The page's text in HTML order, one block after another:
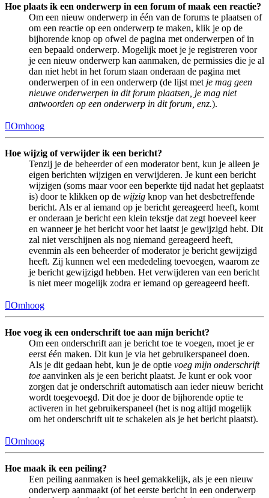
Hoe plaats ik een onderwerp in een forum of maak een reactie?
Om een nieuw onderwerp in één van de forums te plaatsen of
om een reactie op een onderwerp te maken, klik je op de
bijhorende knop op ofwel de pagina met onderwerpen of in
een bepaald onderwerp. Mogelijk moet je je registreren voor
je een nieuw onderwerp kan aanmaken, de permissies die je al
dan niet hebt in het forum staan onderaan de pagina met
onderwerpen of in een onderwerp (de lijst met je mag geen
nieuwe onderwerpen in dit forum plaatsen, je mag niet
antwoorden op een onderwerp in dit forum, enz.).
Omhoog
Hoe wijzig of verwijder ik een bericht?
Tenzij je de beheerder of een moderator bent, kun je alleen je
eigen berichten wijzigen en verwijderen. Je kunt een bericht
wijzigen (soms maar voor een beperkte tijd nadat het geplaatst
is) door te klikken op de wijzig knop van het desbetreffende
bericht. Als er al iemand op je bericht gereageerd heeft, komt
er onderaan je bericht een klein tekstje dat zegt hoeveel keer
en wanneer je het bericht voor het laatst je gewijzigd hebt. Dit
zal niet verschijnen als nog niemand gereageerd heeft,
evenmin als een beheerder of moderator je bericht gewijzigd
heeft. Zij kunnen wel een mededeling toevoegen, waarom ze
je bericht gewijzigd hebben. Het verwijderen van een bericht
is niet meer mogelijk zodra er iemand op gereageerd heeft.
Omhoog
Hoe voeg ik een onderschrift toe aan mijn bericht?
Om een onderschrift aan je bericht toe te voegen, moet je er
eerst één maken. Dit kun je via het gebruikerspaneel doen.
Als je dit gedaan hebt, kun je de optie voeg mijn onderschrift
toe aanvinken als je een bericht plaatst. Je kunt er ook voor
zorgen dat je onderschrift automatisch aan ieder nieuw bericht
wordt toegevoegd. Dit doe je door de bijhorende optie te
activeren in het gebruikerspaneel (het is nog altijd mogelijk
om het onderschrift uit te schakelen als je het bericht plaatst).
Omhoog
Hoe maak ik een peiling?
Een peiling aanmaken is heel gemakkelijk, als je een nieuw
onderwerp aanmaakt (of het eerste bericht in een onderwerp